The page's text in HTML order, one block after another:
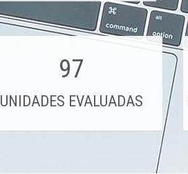
97
UNIDADES EVALUADAS